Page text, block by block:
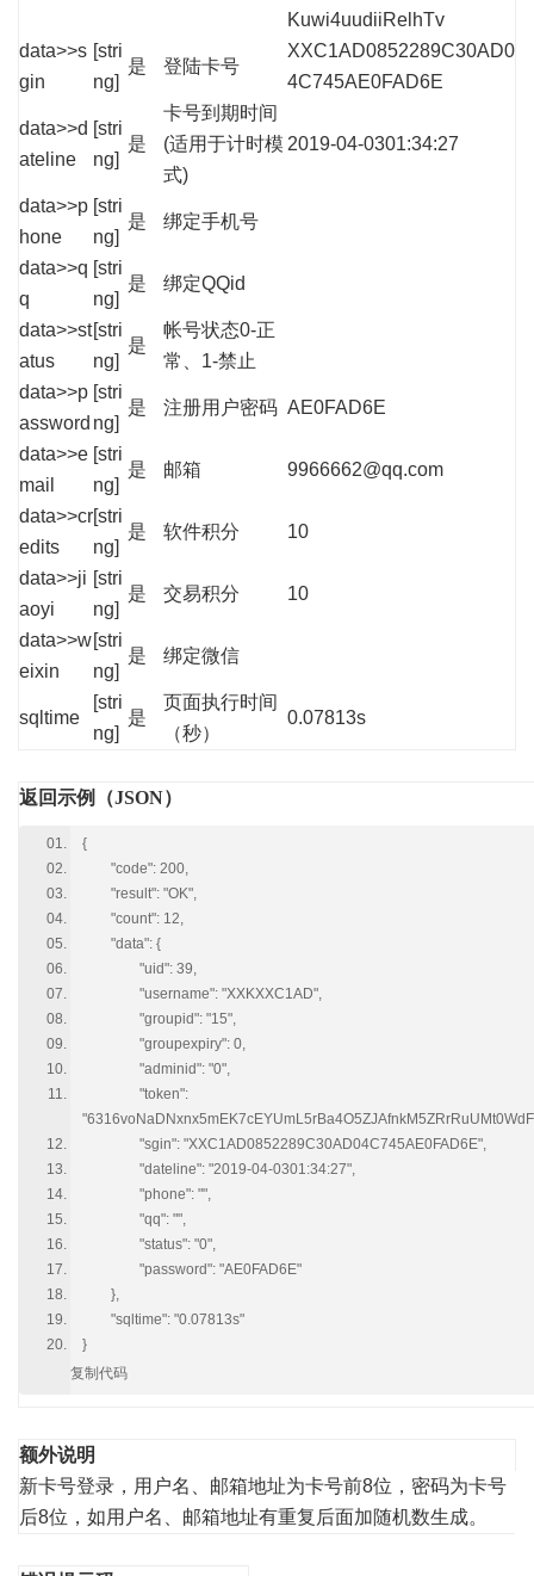
Kuwi4uudiiRelhTv
data>>s
gin
[stri
ng]
是 登陆卡号
XXC1AD0852289C30AD0
4C745AE0FAD6E
data>>d
ateline
[stri
ng]
是
卡号到期时间
(适用于计时模
式)
2019-04-0301:34:27
data>>p
hone
[stri
ng]
是 绑定手机号
data>>q
q
[stri
ng]
是 绑定QQid
data>>st
atus
[stri
ng]
是
帐号状态0-正
常、1-禁止
data>>p
assword
[stri
ng]
是 注册用户密码 AE0FAD6E
data>>e
mail
[stri
ng]
是 邮箱 9966662@qq.com
data>>cr
edits
[stri
ng]
是 软件积分 10
data>>ji
aoyi
[stri
ng]
是 交易积分 10
data>>w
eixin
[stri
ng]
是 绑定微信
sqltime
[stri
ng]
是
页面执行时间
（秒）
0.07813s
返回示例（JSON）
{
"code": 200,
"result": "OK",
"count": 12,
"data": {
"uid": 39,
"username": "XXKXXC1AD",
"groupid": "15",
"groupexpiry": 0,
"adminid": "0",
"token":
"sgin": "XXC1AD0852289C30AD04C745AE0FAD6E",
"dateline": "2019-04-0301:34:27",
"phone": "",
"qq": "",
"status": "0",
"password": "AE0FAD6E"
},
"sqltime": "0.07813s"
}
复制代码
额外说明
新卡号登录，用户名、邮箱地址为卡号前8位，密码为卡号
后8位，如用户名、邮箱地址有重复后面加随机数生成。